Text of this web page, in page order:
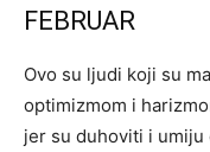
FEBRUAR
Ovo su ljudi koji su
optimizmom i
jer su duhoviti i umiju